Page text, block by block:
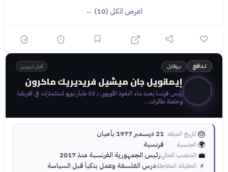
اعرض الكل (10) ←
تدافع بروفايل قبل شهرين
🇫🇷إيمانويل جان ميشيل فريديريك ماكرون
رئيس فرنسا يعيد بناء النفوذ الأوروبي بـ 23 مليار يورو استثمارات في أفريقيا
وحاملة طائرات…
🎂تاريخ الميلاد 21 ديسمبر 1977 بأميان
🌍 الجنسية فرنسية
💼 المنصب الحاليرئيس الجمهورية الفرنسية منذ 2017
⚡ الحقيقة المفاجئةدرس الفلسفة وعمل بنكياً قبل السياسة